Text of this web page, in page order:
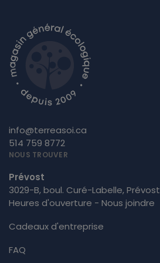
info@terreasoi.ca
514 759 8772
NOUS TROUVER
Prévost
3029-B, boul. Curé-Labelle, Prévost
Heures d'ouverture - Nous joindre
Cadeaux d'entreprise
FAQ